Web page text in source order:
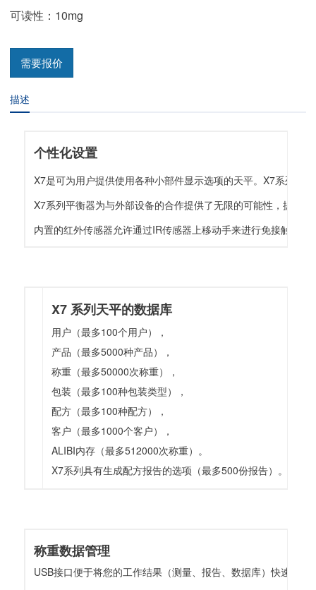
可读性：10mg
需要报价
描述
个性化设置
X7是可为用户提供使用各种小部件显示选项的天平。X7系列的
X7系列平衡器为与外部设备的合作提供了无限的可能性，提供
内置的红外传感器允许通过IR传感器上移动手来进行免接触操
X7 系列天平的数据库
用户（最多100个用户），
产品（最多5000种产品），
称重（最多50000次称重），
包装（最多100种包装类型），
配方（最多100种配方），
客户（最多1000个客户），
ALIBI内存（最多512000次称重）。
X7系列具有生成配方报告的选项（最多500份报告）。
称重数据管理
USB接口便于将您的工作结果（测量、报告、数据库）快速传